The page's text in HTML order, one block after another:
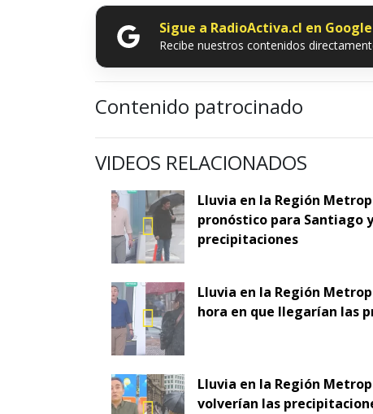
Sigue a RadioActiva.cl en
Recibe nuestros contenidos
Contenido patrocinado
VIDEOS RELACIONADOS
Lluvia en la Región
pronóstico para Santiago
precipitaciones
Lluvia en la Región
hora en que llegarían las
Lluvia en la Región
volverían las